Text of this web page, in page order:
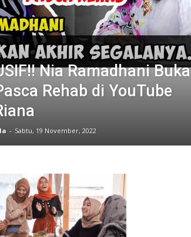
Nia Ramadhani Buka
Rehab di YouTube
- Sabtu, 19 November, 2022